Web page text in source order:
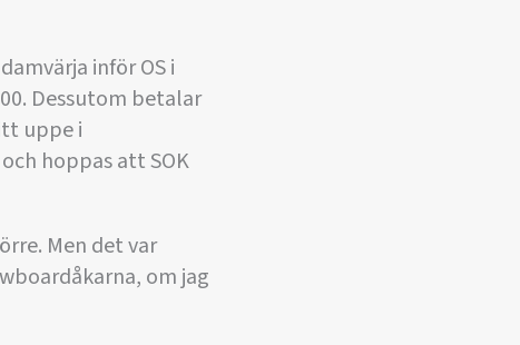
inför OS i
Dessutom betalar
uppe i
hoppas att SOK
Men det var
om jag